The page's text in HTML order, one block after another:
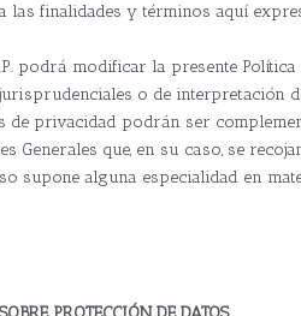
las finalidades y términos aquí
podrá modificar la presente
o de interpretación
de privacidad podrán ser
Generales que, en su caso, se
supone alguna especialidad en